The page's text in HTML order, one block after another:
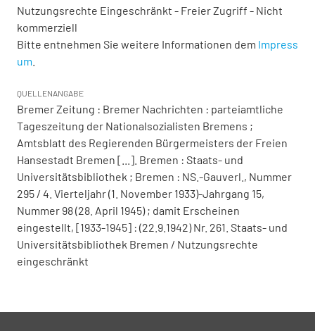
Nutzungsrechte Eingeschränkt - Freier Zugriff - Nicht
kommerziell
Bitte entnehmen Sie weitere Informationen dem Impress
um
QUELLENANGABE
Bremer Zeitung : Bremer Nachrichten : parteiamtliche
Tageszeitung der Nationalsozialisten Bremens ;
Amtsblatt des Regierenden Bürgermeisters der Freien
Hansestadt Bremen [...]. Bremen : Staats- und
Universitätsbibliothek ; Bremen : NS.-Gauverl., Nummer
295 / 4. Vierteljahr (1. November 1933)-Jahrgang 15,
Nummer 98 (28. April 1945) ; damit Erscheinen
eingestellt, [1933-1945] : (22.9.1942) Nr. 261. Staats- und
Universitätsbibliothek Bremen / Nutzungsrechte
eingeschränkt